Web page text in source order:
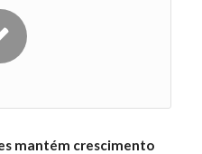
mantém crescimento